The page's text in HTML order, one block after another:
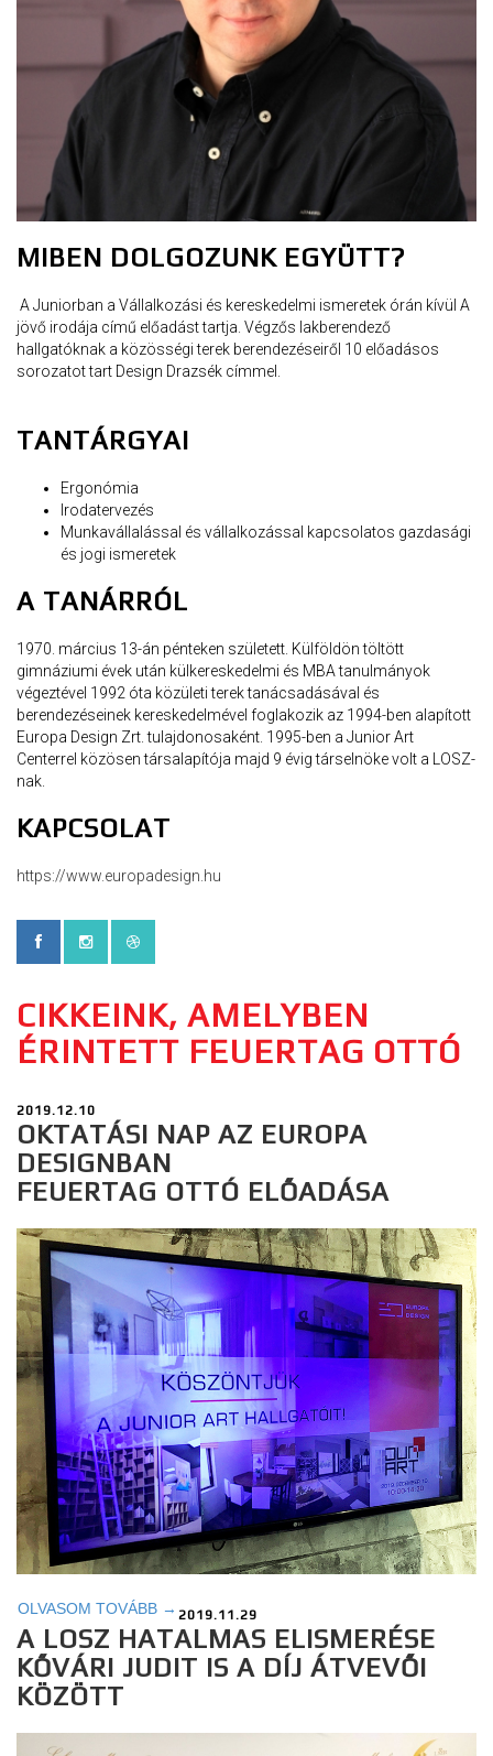
MIBEN DOLGOZUNK EGYÜTT?
A Juniorban a Vállalkozási és kereskedelmi ismeretek órán kívül A
jövő irodája című előadást tartja. Végzős lakberendező
hallgatóknak a közösségi terek berendezéseiről 10 előadásos
sorozatot tart Design Drazsék címmel.
TANTÁRGYAI
Ergonómia
Irodatervezés
Munkavállalással és vállalkozással kapcsolatos gazdasági
és jogi ismeretek
A TANÁRRÓL
1970. március 13-án pénteken született. Külföldön töltött
gimnáziumi évek után külkereskedelmi és MBA tanulmányok
végeztével 1992 óta közületi terek tanácsadásával és
berendezéseinek kereskedelmével foglakozik az 1994-ben alapított
Europa Design Zrt. tulajdonosaként. 1995-ben a Junior Art
Centerrel közösen társalapítója majd 9 évig társelnöke volt a LOSZ-
nak.
KAPCSOLAT
https://www.europadesign.hu
CIKKEINK, AMELYBEN
ÉRINTETT FEUERTAG OTTÓ
2019.12.10
OKTATÁSI NAP AZ EUROPA
DESIGNBAN
FEUERTAG OTTÓ ELŐADÁSA
OLVASOM TOVÁBB → 2019.11.29
A LOSZ HATALMAS ELISMERÉSE
KŐVÁRI JUDIT IS A DÍJ ÁTVEVŐI
KÖZÖTT